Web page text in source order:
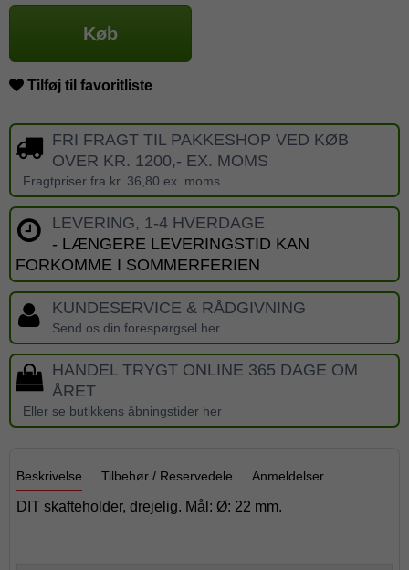
Køb
Tilføj til favoritliste
FRI FRAGT TIL PAKKESHOP VED KØB
OVER KR. 1200,- EX. MOMS
Fragtpriser fra kr. 36,80 ex. moms
LEVERING, 1-4 HVERDAGE
- LÆNGERE LEVERINGSTID KAN
FORKOMME I SOMMERFERIEN
KUNDESERVICE & RÅDGIVNING
Send os din forespørgsel her
HANDEL TRYGT ONLINE 365 DAGE OM
ÅRET
Eller se butikkens åbningstider her
Beskrivelse Tilbehør / Reservedele Anmeldelser
DIT skafteholder, drejelig. Mål: Ø: 22 mm.